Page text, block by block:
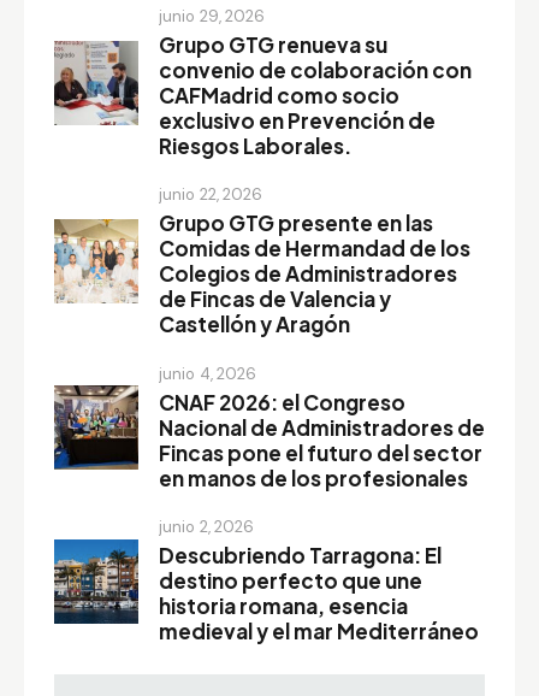
junio 29, 2026
Grupo GTG renueva su
convenio de colaboración con
CAFMadrid como socio
exclusivo en Prevención de
Riesgos Laborales.
junio 22, 2026
Grupo GTG presente en las
Comidas de Hermandad de los
Colegios de Administradores
de Fincas de Valencia y
Castellón y Aragón
junio 4, 2026
CNAF 2026: el Congreso
Nacional de Administradores de
Fincas pone el futuro del sector
en manos de los profesionales
junio 2, 2026
Descubriendo Tarragona: El
destino perfecto que une
historia romana, esencia
medieval y el mar Mediterráneo